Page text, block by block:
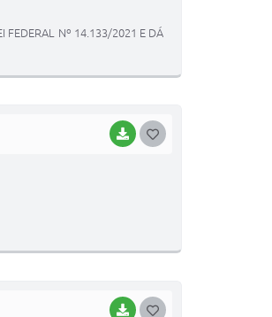
FEDERAL Nº 14.133/2021 E DÁ
BAIXAR
BAIXAR